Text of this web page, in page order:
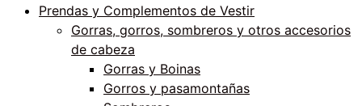
Prendas y Complementos de Vestir
Gorras, gorros, sombreros y otros accesorios
de cabeza
Gorras y Boinas
Gorros y pasamontañas